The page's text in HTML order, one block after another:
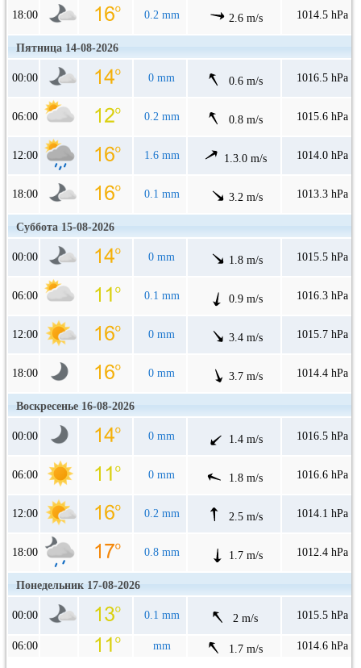
18:00 0.2 mm 2.6 m/s 1014.5 hPa
Пятница 14-08-2026
00:00 0 mm 0.6 m/s 1016.5 hPa
06:00 0.2 mm 0.8 m/s 1015.6 hPa
12:00 1.6 mm 1.3.0 m/s 1014.0 hPa
18:00 0.1 mm 3.2 m/s 1013.3 hPa
Суббота 15-08-2026
00:00 0 mm 1.8 m/s 1015.5 hPa
06:00 0.1 mm 0.9 m/s 1016.3 hPa
12:00 0 mm 3.4 m/s 1015.7 hPa
18:00 0 mm 3.7 m/s 1014.4 hPa
Воскресенье 16-08-2026
00:00 0 mm 1.4 m/s 1016.5 hPa
06:00 0 mm 1.8 m/s 1016.6 hPa
12:00 0.2 mm 2.5 m/s 1014.1 hPa
18:00 0.8 mm 1.7 m/s 1012.4 hPa
Понедельник 17-08-2026
00:00 0.1 mm 2 m/s 1015.5 hPa
06:00 mm 1.7 m/s 1014.6 hPa